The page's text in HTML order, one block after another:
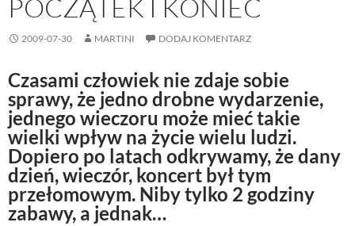
POCZĄTEK I KONIEC
2009-07-30 MARTINI DODAJ KOMENTARZ
Czasami człowiek nie zdaje sobie
sprawy, że jedno drobne wydarzenie,
jednego wieczoru może mieć takie
wielki wpływ na życie wielu ludzi.
Dopiero po latach odkrywamy, że dany
dzień, wieczór, koncert był tym
przełomowym. Niby tylko 2 godziny
zabawy, a jednak…